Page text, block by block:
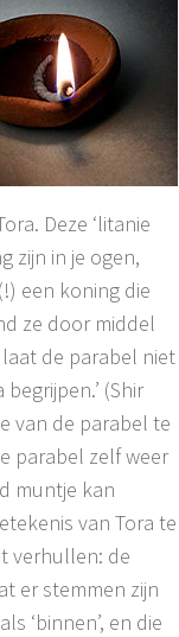
Deze ‘litanie
zijn in je ogen,
een koning die
ze door middel
de parabel niet
(Shir
van de parabel te
parabel zelf weer
muntje kan
van Tora te
verhullen: de
er stemmen zijn
‘binnen’, en die